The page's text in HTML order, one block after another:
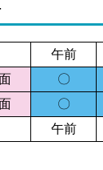
午前
〇
〇
午前